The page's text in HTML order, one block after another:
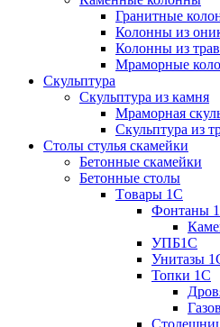
Гранитные
Колонны из
Колонны из
Мраморные
Скульптура
Скульптура из камня
Мраморная
Скульптура из
Столы стулья скамейки
Бетонные скамейки
Бетонные столы
Tовары 1C
Фонтаны
УПБ1С
Унитазы
Топки 1С